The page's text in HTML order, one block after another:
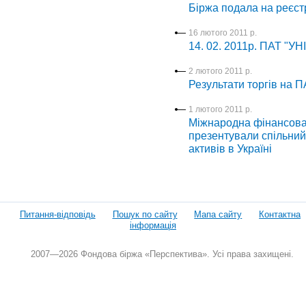
Біржа подала на
16 лютого 2011 р.
14. 02. 2011р. ПАТ
2 лютого 2011 р.
Результати торгів на
1 лютого 2011 р.
Міжнародна
презентували
активів в Україні
Питання-відповідь Пошук по сайту Мапа сайту
Контактна
інформація
2007—2026 Фондова біржа «Перспектива». Усі права захищені.